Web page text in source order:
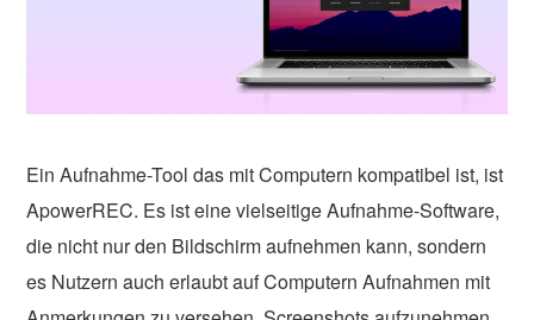
Ein Aufnahme-Tool das mit Computern kompatibel ist, ist
ApowerREC. Es ist eine vielseitige Aufnahme-Software,
die nicht nur den Bildschirm aufnehmen kann, sondern
es Nutzern auch erlaubt auf Computern Aufnahmen mit